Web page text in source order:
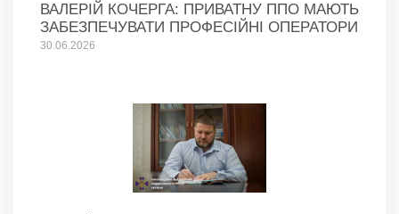
ВАЛЕРІЙ КОЧЕРГА: ПРИВАТНУ ППО МАЮТЬ
ЗАБЕЗПЕЧУВАТИ ПРОФЕСІЙНІ ОПЕРАТОРИ
30.06.2026